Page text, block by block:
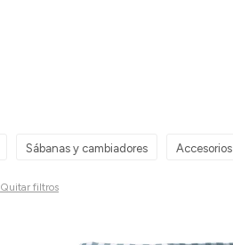
Sábanas y cambiadores Accesorios
Quitar filtros